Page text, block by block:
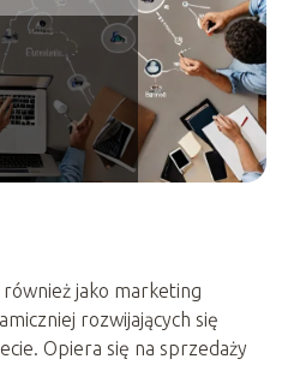
jako marketing
rozwijających się
Opiera się na sprzedaży